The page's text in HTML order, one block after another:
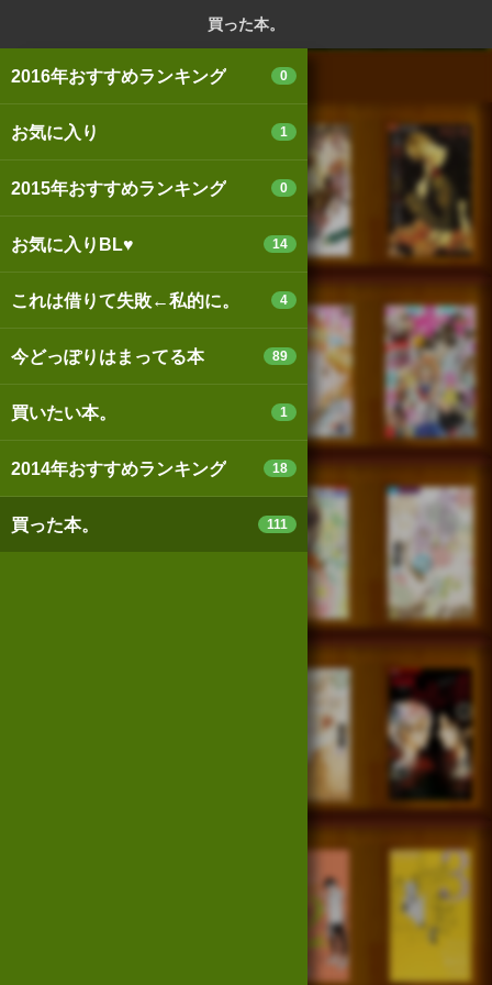
買った本。
2016年おすすめランキング 0
お気に入り 1
2015年おすすめランキング 0
お気に入りBL♥ 14
これは借りて失敗←私的に。 4
今どっぽりはまってる本 89
買いたい本。 1
2014年おすすめランキング 18
買った本。 111
スマートフォン版 パソコン版
個人情報保護基本方針
Cookie等の利用に関するガイドライン
サイトアクセス情報の取得について
法人・プレスお問い合わせ 運営会社
※本サイトはアフィリエイトプログラムによる収益を得ていま